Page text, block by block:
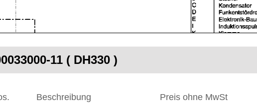
11 ( DH330 )
Beschreibung Preis ohne MwSt